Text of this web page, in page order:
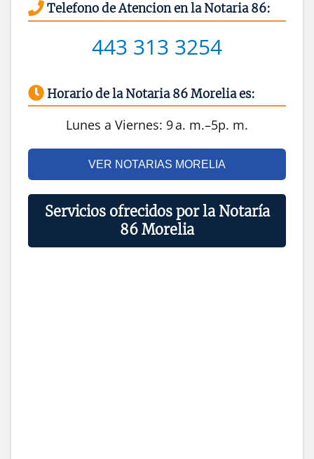
Telefono de Atencion en la Notaria 86:
443 313 3254
Horario de la Notaria 86 Morelia es:
Lunes a Viernes: 9 a. m.–5p. m.
VER NOTARIAS MORELIA
Servicios ofrecidos por la Notaría
86 Morelia